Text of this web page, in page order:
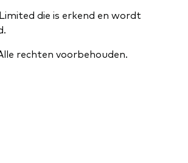
die is erkend en wordt
rechten voorbehouden.